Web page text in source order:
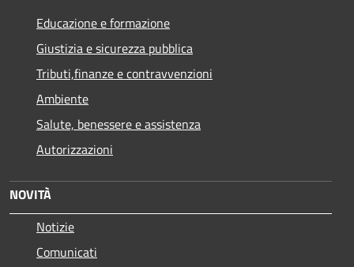
Educazione e formazione
Giustizia e sicurezza pubblica
Tributi,finanze e contravvenzioni
Ambiente
Salute, benessere e assistenza
Autorizzazioni
NOVITÀ
Notizie
Comunicati